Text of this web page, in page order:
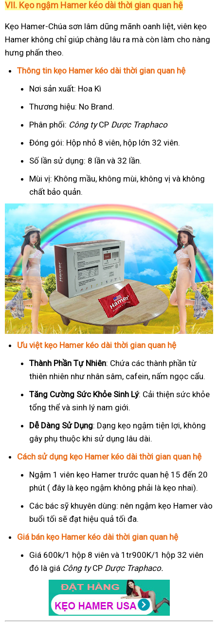
VII. Kẹo ngậm Hamer kéo dài thời gian quan hệ
Kẹo Hamer-Chúa sơn lâm dũng mãnh oanh liệt, viên kẹo
Hamer không chỉ giúp chàng lâu ra mà còn làm cho nàng
hưng phấn theo.
Thông tin kẹo Hamer kéo dài thời gian quan hệ
Nơi sản xuất: Hoa Kì
Thương hiệu: No Brand.
Phân phối: Công tyCP Dược Traphaco
Đóng gói: Hộp nhỏ 8 viên, hộp lớn 32 viên.
Số lần sử dụng: 8 lần và 32 lần.
Mùi vị: Không mầu, không mùi, không vị và không
chất bảo quản.
Ưu việt kẹo Hamer kéo dài thời gian quan hệ
Thành Phần Tự Nhiên: Chứa các thành phần từ
thiên nhiên như nhân sâm, cafein, nấm ngọc cẩu.
Tăng Cường Sức Khỏe Sinh Lý: Cải thiện sức khỏe
tổng thể và sinh lý nam giới.
Dễ Dàng Sử Dụng: Dạng kẹo ngậm tiện lợi, không
gây phụ thuộc khi sử dụng lâu dài.
Cách sử dụng kẹo Hamer kéo dài thời gian quan hệ
Ngậm 1 viên kẹo Hamer trước quan hệ 15 đến 20
phút ( đây là kẹo ngậm không phải là kẹo nhai).
Các bác sỹ khuyên dùng: nên ngậm kẹo Hamer vào
buổi tối sẽ đạt hiệu quả tối đa.
Giá bán kẹo Hamer kéo dài thời gian quan hệ
Giá 600k/1 hộp 8 viên và 1tr900K/1 hộp 32 viên
đó là giá Công tyCP Dược Traphaco.